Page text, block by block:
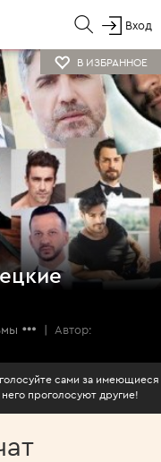
Вход
В ИЗБРАННОЕ
|
Автор:
сами за имеющиеся
него проголосуют другие!